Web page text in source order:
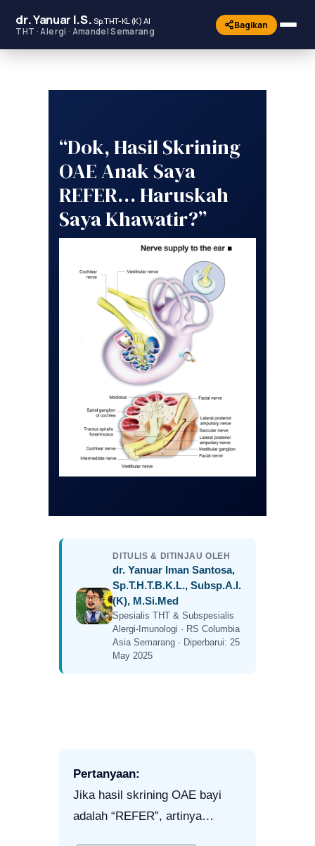
dr.Yanuar I.S.Sp.THT-KL (K) AI
THT · Alergi · Amandel Semarang
Bagikan
“Dok, Hasil Skrining
OAE Anak Saya
REFER… Haruskah
Saya Khawatir?”
DITULIS & DITINJAU OLEH
dr. Yanuar Iman Santosa,
Sp.T.H.T.B.K.L., Subsp.A.I.
(K), M.Si.Med
Spesialis THT & Subspesialis
Alergi-Imunologi · RS Columbia
Asia Semarang · Diperbarui: 25
May 2025
Pertanyaan:
Jika hasil skrining OAE bayi
adalah “REFER”, artinya…